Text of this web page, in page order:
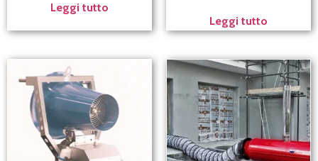
Leggi tutto
Leggi tutto